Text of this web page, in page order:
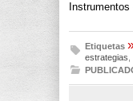
Etiquetas
estrategias